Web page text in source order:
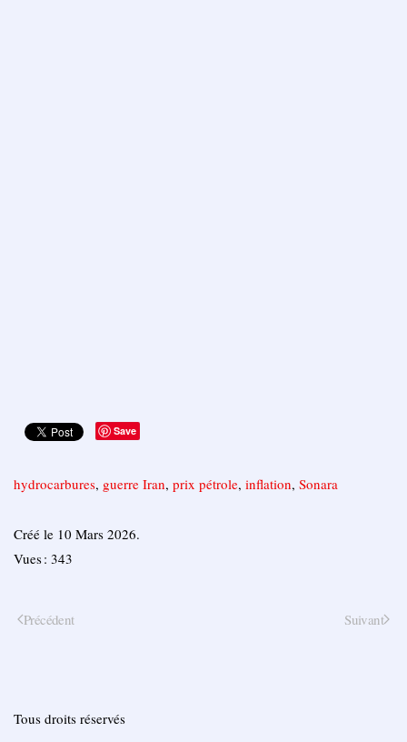
Save
hydrocarbures, guerre Iran, prix pétrole, inflation, Sonara
Créé le 10 Mars 2026.
Vues : 343
Précédent Suivant
Tous droits réservés